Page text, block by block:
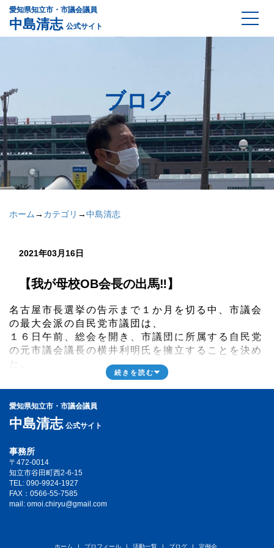
愛知県知立市・市議会議員
中島清志 公式サイト
ブログ
ホーム → カテゴリ →中島清志
2021年03月16日
【我が母校OB会長の出馬‼️】
名古屋市長選挙の告示まで１か月を切る中、市議会
の最大会派の自民党市議団は、
１６日午前、総会を開き、市議団に所属する自民党
の元市議会議長の横井利明氏を擁立することを決め
横井利明元名古屋市会議長は、私と同じ中学校の出
身であり、
私がまだ中学生の頃から市会議員だった方。
域公園と
民間企業とのコラボなどなどいろいろなお話しをご
本人から直接や
私の同級生や後援会の方々から間接的に聞くことも
続きを読む
愛知県知立市・市議会議員
中島清志 公式サイト
事務所
〒472-0014
知立市谷田町西2-6-15
TEL: 090-9924-1927
FAX：0566-55-7585
mail: omoi.chiryu@gmail.com
ホーム プロフィール 活動一覧 ブログ 定例会